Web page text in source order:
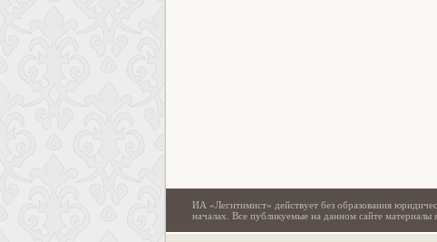
ИА «Легитимист» действует без образования
началах. Все публикуемые на данном сайте